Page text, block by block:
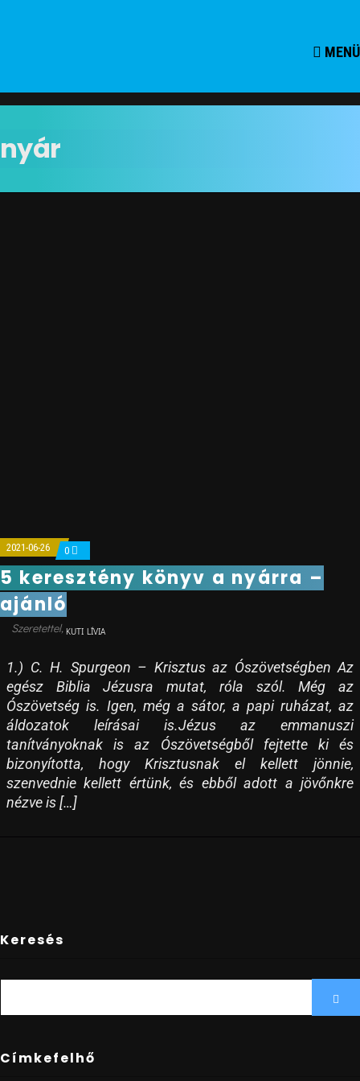
MENÜ
nyár
2021-06-26 0
5 keresztény könyv a nyárra –
ajánló
KUTI LÍVIA
1.) C. H. Spurgeon – Krisztus az Ószövetségben Az
egész Biblia Jézusra mutat, róla szól. Még az
Ószövetség is. Igen, még a sátor, a papi ruházat, az
áldozatok leírásai is.Jézus az emmanuszi
tanítványoknak is az Ószövetségből fejtette ki és
bizonyította, hogy Krisztusnak el kellett jönnie,
szenvednie kellett értünk, és ebből adott a jövőnkre
nézve is […]
Keresés
Címkefelhő